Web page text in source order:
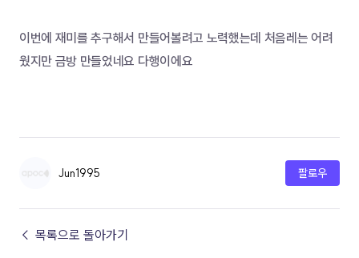
이번에 재미를 추구해서 만들어볼려고 노력했는데 처음레는 어려
웠지만 금방 만들었네요 다행이에요
Jun1995 팔로우
← 목록으로 돌아가기